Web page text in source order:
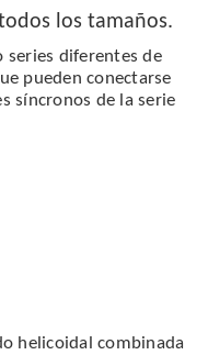
series diferentes de
pueden conectarse
síncronos de la serie
helicoidal combinada